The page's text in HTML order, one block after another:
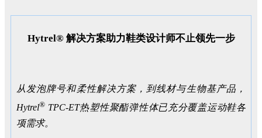
Hytrel® 解决方案助力鞋类设计师不止领先一步
从发泡牌号和柔性解决方案，到线材与生物基产品，
Hytrel® TPC-ET热塑性聚酯弹性体已充分覆盖运动鞋各
项需求。